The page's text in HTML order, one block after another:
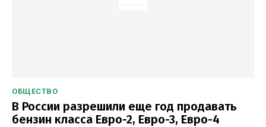
ОБЩЕСТВО
В России разрешили еще год продавать
бензин класса Евро-2, Евро-3, Евро-4